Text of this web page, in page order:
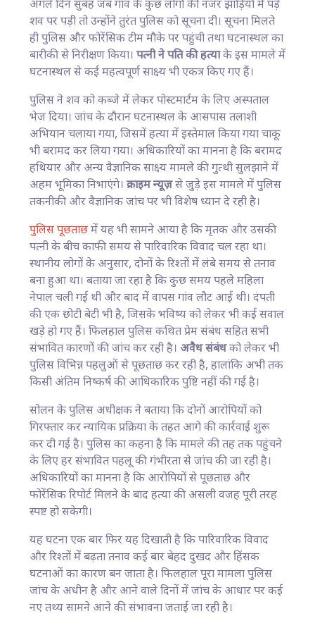
अगले दिन सुबह जब गांव के कुछ लोगों की नजर झाड़ियों में पड़े
शव पर पड़ी तो उन्होंने तुरंत पुलिस को सूचना दी। सूचना मिलते
ही पुलिस और फोरेंसिक टीम मौके पर पहुंची तथा घटनास्थल का
बारीकी से निरीक्षण किया। पत्नी ने पति की हत्याके इस मामले में
घटनास्थल से कई महत्वपूर्ण साक्ष्य भी एकत्र किए गए हैं।
पुलिस ने शव को कब्जे में लेकर पोस्टमार्टम के लिए अस्पताल
भेज दिया। जांच के दौरान घटनास्थल के आसपास तलाशी
अभियान चलाया गया, जिसमें हत्या में इस्तेमाल किया गया चाकू
भी बरामद कर लिया गया। अधिकारियों का मानना है कि बरामद
हथियार और अन्य वैज्ञानिक साक्ष्य मामले की गुत्थी सुलझाने में
अहम भूमिका निभाएंगे। क्राइम न्यूज़से जुड़े इस मामले में पुलिस
तकनीकी और वैज्ञानिक जांच पर भी विशेष ध्यान दे रही है।
पुलिस पूछताछमें यह भी सामने आया है कि मृतक और उसकी
पत्नी के बीच काफी समय से पारिवारिक विवाद चल रहा था।
स्थानीय लोगों के अनुसार, दोनों के रिश्तों में लंबे समय से तनाव
बना हुआ था। बताया जा रहा है कि कुछ समय पहले महिला
नेपाल चली गई थी और बाद में वापस गांव लौट आई थी। दंपती
की एक छोटी बेटी भी है, जिसके भविष्य को लेकर भी कई सवाल
खड़े हो गए हैं। फिलहाल पुलिस कथित प्रेम संबंध सहित सभी
संभावित कारणों की जांच कर रही है। अवैध संबंधको लेकर भी
पुलिस विभिन्न पहलुओं से पूछताछ कर रही है, हालांकि अभी तक
किसी अंतिम निष्कर्ष की आधिकारिक पुष्टि नहीं की गई है।
सोलन के पुलिस अधीक्षक ने बताया कि दोनों आरोपियों को
गिरफ्तार कर न्यायिक प्रक्रिया के तहत आगे की कार्रवाई शुरू
कर दी गई है। पुलिस का कहना है कि मामले की तह तक पहुंचने
के लिए हर संभावित पहलू की गंभीरता से जांच की जा रही है।
अधिकारियों का मानना है कि आरोपियों से पूछताछ और
फोरेंसिक रिपोर्ट मिलने के बाद हत्या की असली वजह पूरी तरह
स्पष्ट हो सकेगी।
यह घटना एक बार फिर यह दिखाती है कि पारिवारिक विवाद
और रिश्तों में बढ़ता तनाव कई बार बेहद दुखद और हिंसक
घटनाओं का कारण बन जाता है। फिलहाल पूरा मामला पुलिस
जांच के अधीन है और आने वाले दिनों में जांच के आधार पर कई
नए तथ्य सामने आने की संभावना जताई जा रही है।